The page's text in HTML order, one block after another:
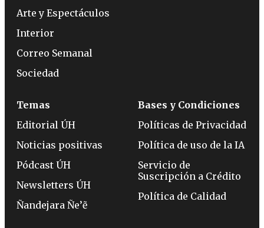
Arte y Espectáculos
Interior
Correo Semanal
Sociedad
Temas
Editorial ÚH
Noticias positivas
Pódcast ÚH
Newsletters ÚH
Ñandejara Ñe’ẽ
Bases y Condiciones
Políticas de Privacidad
Política de uso de la IA
Servicio de
Suscripción a Crédito
Política de Calidad